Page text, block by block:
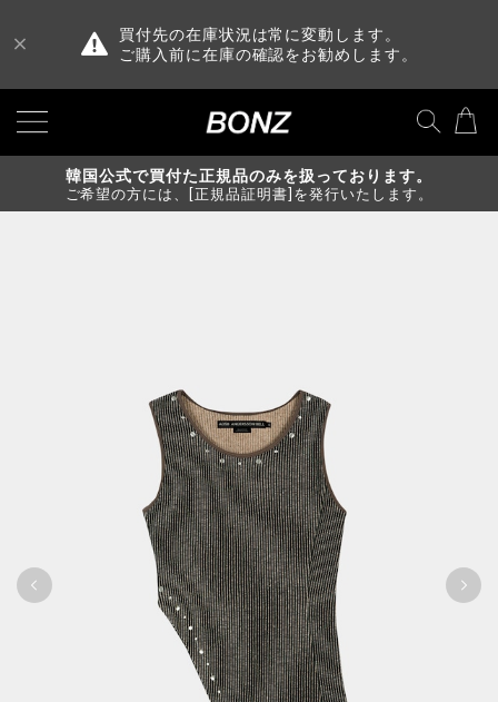
買付先の在庫状況は常に変動します。
ご購入前に在庫の確認をお勧めします。
韓国公式で買付た正規品のみを扱っております。
ご希望の方には、[正規品証明書]を発行いたします。